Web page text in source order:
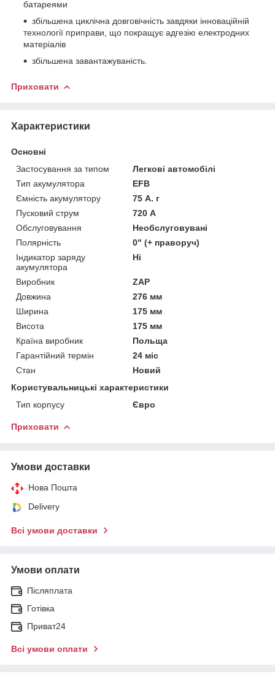
батареями
збільшена циклічна довговічність завдяки інноваційній
технології приправи, що покращує адгезію електродних
матеріалів
збільшена завантажуваність.
Приховати
Характеристики
Основні
Застосування за типом
Легкові автомобілі
Тип акумулятора
EFB
Ємність акумулятору
75 А. г
Пусковий струм
720 А
Обслуговування
Необслуговувані
Полярність
0" (+ праворуч)
Індикатор заряду
акумулятора
Ні
Виробник
ZAP
Довжина
276 мм
Ширина
175 мм
Висота
175 мм
Країна виробник
Польща
Гарантійний термін
24 міс
Стан
Новий
Користувальницькі характеристики
Тип корпусу
Євро
Приховати
Умови доставки
Нова Пошта
Delivery
Всі умови доставки
Умови оплати
Післяплата
Готівка
Приват24
Всі умови оплати